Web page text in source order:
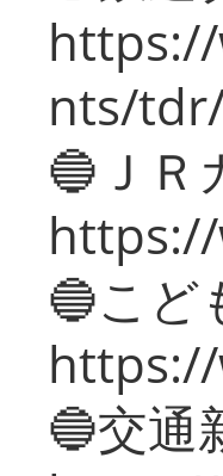
nts/
🔵ＪＲ
🔵こど
🔵交通